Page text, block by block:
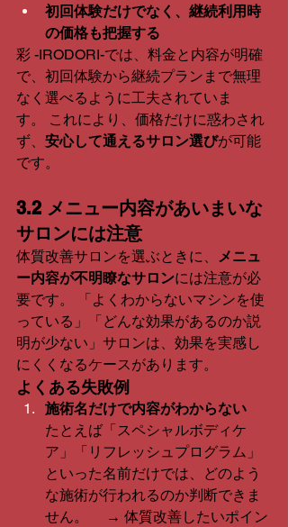
初回体験だけでなく、継続利用時
の価格も把握する
彩 -IRODORI-では、料金と内容が明確
で、初回体験から継続プランまで無理
なく選べるように工夫されていま
す。 これにより、価格だけに惑わされ
ず、 安心して通えるサロン選びが可能
です。
3.2 メニュー内容があいまいな
サロンには注意
体質改善サロンを選ぶときに、 メニュ
ー内容が不明瞭なサロンには注意が必
要です。 「よくわからないマシンを使
っている」「どんな効果があるのか説
明が少ない」サロンは、効果を実感し
にくくなるケースがあります。
よくある失敗例
施術名だけで内容がわからない
たとえば「スペシャルボディケ
ア」「リフレッシュプログラム」
といった名前だけでは、どのよう
な施術が行われるのか判断できま
せん。 　→ 体質改善したいポイン